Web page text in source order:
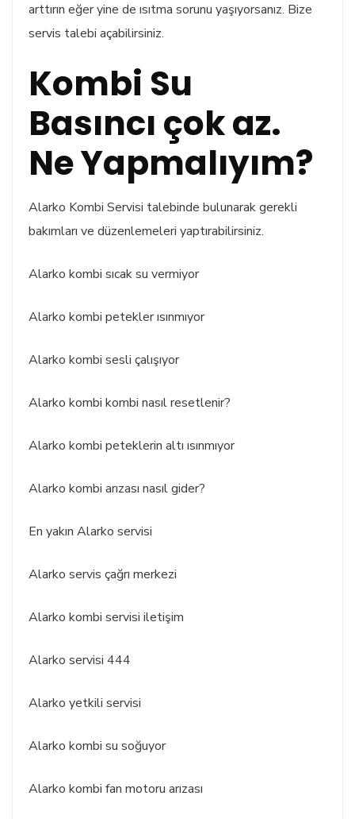
arttırın eğer yine de ısıtma sorunu yaşıyorsanız. Bize
servis talebi açabilirsiniz.
Kombi Su
Basıncı çok az.
Ne Yapmalıyım?
Alarko Kombi Servisi talebinde bulunarak gerekli
bakımları ve düzenlemeleri yaptırabilirsiniz.
Alarko kombi sıcak su vermiyor
Alarko kombi petekler ısınmıyor
Alarko kombi sesli çalışıyor
Alarko kombi kombi nasıl resetlenir?
Alarko kombi peteklerin altı ısınmıyor
Alarko kombi arızası nasıl gider?
En yakın Alarko servisi
Alarko servis çağrı merkezi
Alarko kombi servisi iletişim
Alarko servisi 444
Alarko yetkili servisi
Alarko kombi su soğuyor
Alarko kombi fan motoru arızası